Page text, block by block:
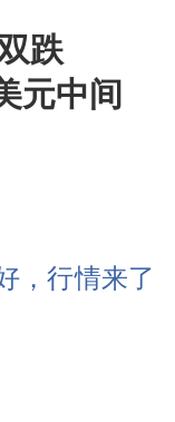
跌
元中间
，行情来了